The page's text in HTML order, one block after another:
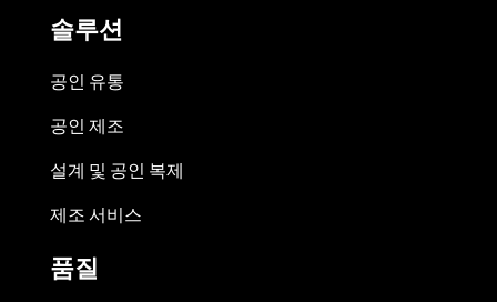
솔루션
공인 유통
공인 제조
설계 및 공인 복제
제조 서비스
품질